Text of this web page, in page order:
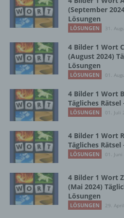
(September
Lösungen
LÖSUNGEN 31.
4 Bilder 1 Wort
(August 2024)
Lösungen
LÖSUNGEN 01.
4 Bilder 1 Wort
Tägliches
LÖSUNGEN 01. Juli
4 Bilder 1 Wort
Tägliches
LÖSUNGEN 01.
4 Bilder 1 Wort
(Mai 2024)
Lösungen
LÖSUNGEN 29.
Daten wie das
Organisation, das
die Anpassung oder
die Offenlegung durch
Verbreitung oder eine
Bereitstellung, den
Verknüpfung, die
Löschen oder die
d) Einschränkung der
Einschränkung der
Markierung
personenbezogener
künftige Verarbeitung
e) Profiling